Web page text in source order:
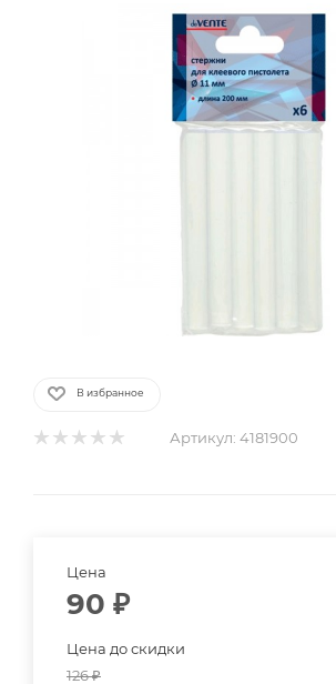
В избранное
Артикул: 4181900
Цена
90 ₽
Цена до скидки
126₽